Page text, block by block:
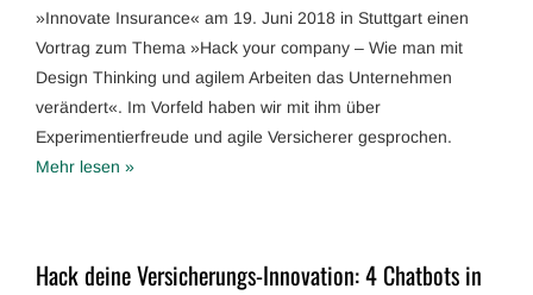
»Innovate Insurance« am 19. Juni 2018 in Stuttgart einen
Vortrag zum Thema »Hack your company – Wie man mit
Design Thinking und agilem Arbeiten das Unternehmen
verändert«. Im Vorfeld haben wir mit ihm über
Experimentierfreude und agile Versicherer gesprochen.
Mehr lesen »
Hack deine Versicherungs-Innovation: 4 Chatbots in